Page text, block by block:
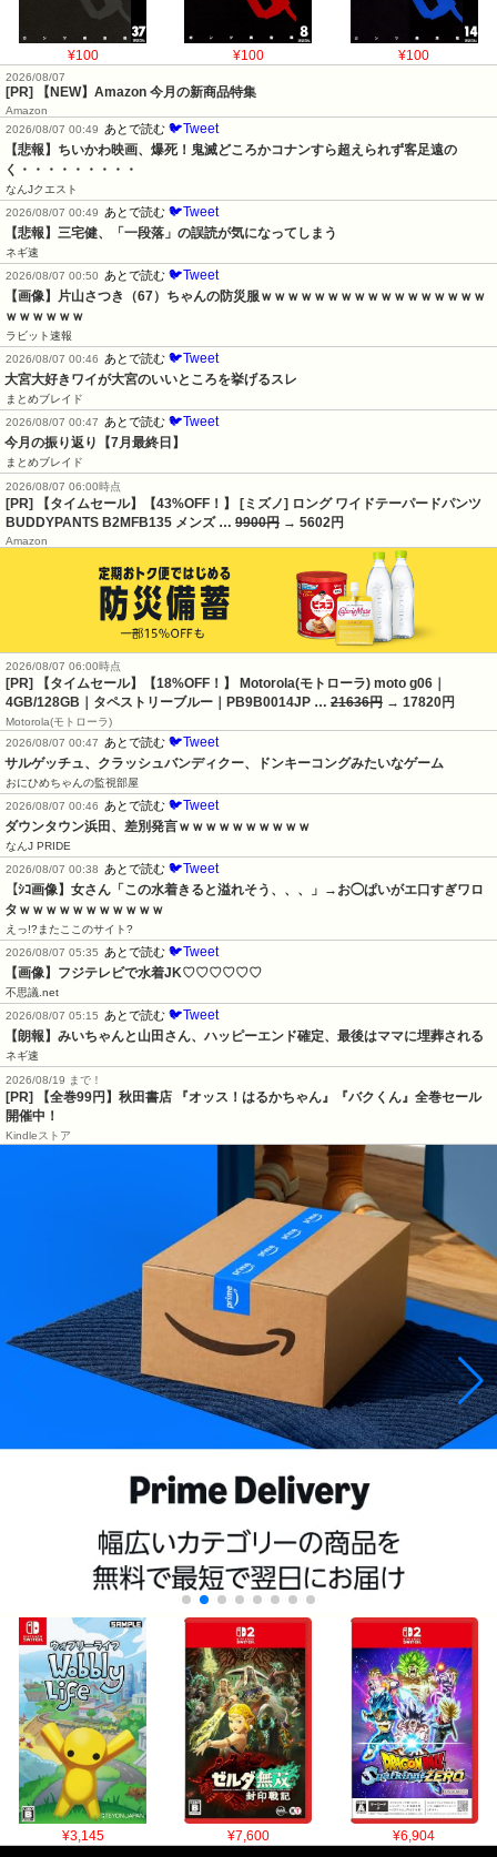
¥100 ¥100 ¥100
2026/08/07
[PR] 【NEW】Amazon 今月の新商品特集
Amazon
2026/08/07 00:49
あとで読む 🐦Tweet
【悲報】ちいかわ映画、爆死！鬼滅どころかコナンすら超えられず客足遠の
く・・・・・・・・・
なんJクエスト
2026/08/07 00:49
あとで読む 🐦Tweet
【悲報】三宅健、「一段落」の誤読が気になってしまう
ネギ速
2026/08/07 00:50
あとで読む 🐦Tweet
【画像】片山さつき（67）ちゃんの防災服ｗｗｗｗｗｗｗｗｗｗｗｗｗｗｗｗｗ
ｗｗｗｗｗｗ
ラビット速報
2026/08/07 00:46
あとで読む 🐦Tweet
大宮大好きワイが大宮のいいところを挙げるスレ
まとめブレイド
2026/08/07 00:47
あとで読む 🐦Tweet
今月の振り返り【7月最終日】
まとめブレイド
2026/08/07 06:00時点
[PR] 【タイムセール】【43%OFF！】 [ミズノ] ロング ワイドテーパードパンツ
BUDDYPANTS B2MFB135 メンズ … 9900円 → 5602円
Amazon
2026/08/07 06:00時点
[PR] 【タイムセール】【18%OFF！】 Motorola(モトローラ) moto g06｜
4GB/128GB｜タペストリーブルー｜PB9B0014JP … 21636円 → 17820円
Motorola(モトローラ)
2026/08/07 00:47
あとで読む 🐦Tweet
サルゲッチュ、クラッシュバンディクー、ドンキーコングみたいなゲーム
おにひめちゃんの監視部屋
2026/08/07 00:46
あとで読む 🐦Tweet
ダウンタウン浜田、差別発言ｗｗｗｗｗｗｗｗｗｗ
なんJ PRIDE
2026/08/07 00:38
あとで読む 🐦Tweet
【ｼｺ画像】女さん「この水着きると溢れそう、、、」→お◯ぱいがエ口すぎワロ
タｗｗｗｗｗｗｗｗｗｗｗ
えっ!?またここのサイト?
2026/08/07 05:35
あとで読む 🐦Tweet
【画像】フジテレビで水着JK♡♡♡♡♡♡
不思議.net
2026/08/07 05:15
あとで読む 🐦Tweet
【朗報】みいちゃんと山田さん、ハッピーエンド確定、最後はママに埋葬される
ネギ速
2026/08/19 まで！
[PR]
【全巻99円】秋田書店 『オッス！はるかちゃん』『バクくん』全巻セール
開催中！
Kindleストア
¥3,145 ¥7,600 ¥6,904